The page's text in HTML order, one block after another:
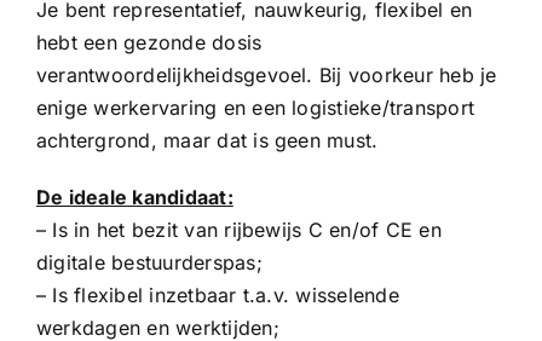
Je bent representatief, nauwkeurig, flexibel en
hebt een gezonde dosis
verantwoordelijkheidsgevoel. Bij voorkeur heb je
enige werkervaring en een logistieke/transport
achtergrond, maar dat is geen must.
De ideale kandidaat:
– Is in het bezit van rijbewijs C en/of CE en
digitale bestuurderspas;
– Is flexibel inzetbaar t.a.v. wisselende
werkdagen en werktijden;